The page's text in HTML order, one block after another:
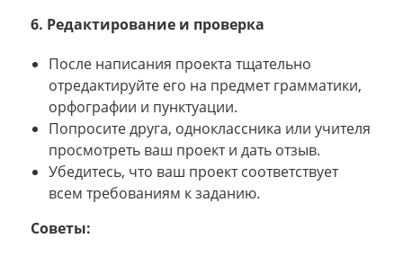
6. Редактирование и проверка
После написания проекта тщательно
отредактируйте его на предмет грамматики,
орфографии и пунктуации.
Попросите друга, одноклассника или учителя
просмотреть ваш проект и дать отзыв.
Убедитесь, что ваш проект соответствует
всем требованиям к заданию.
Советы: